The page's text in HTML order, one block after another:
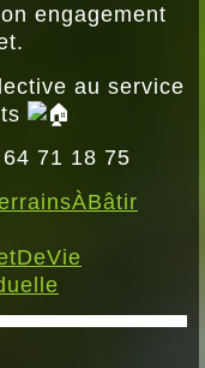
engagement
au service
71 18 75